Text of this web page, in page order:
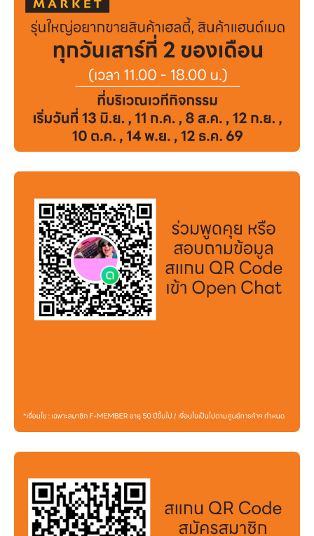
ร่วมงานกับเรา
ตำแหน่งงาน
สิทธิประโยชน์ที่ฟิวเจอร์พาร์ค